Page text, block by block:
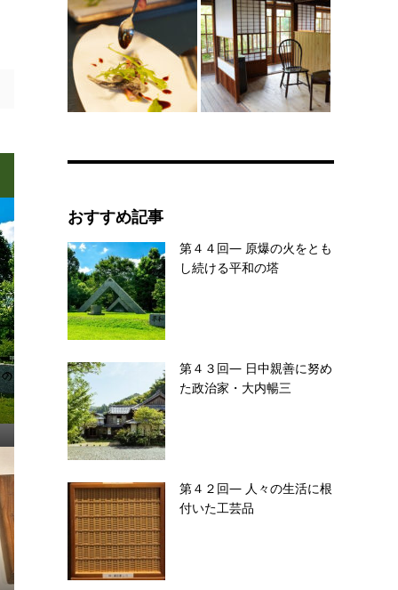
おすすめ記事
第４４回― 原爆の火をとも
し続ける平和の塔
第４３回― 日中親善に努め
た政治家・大内暢三
第４２回― 人々の生活に根
付いた工芸品